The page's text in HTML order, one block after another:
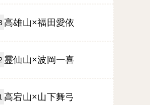
高雄山×福田愛依
霊仙山×波岡一喜
高宕山×山下舞弓